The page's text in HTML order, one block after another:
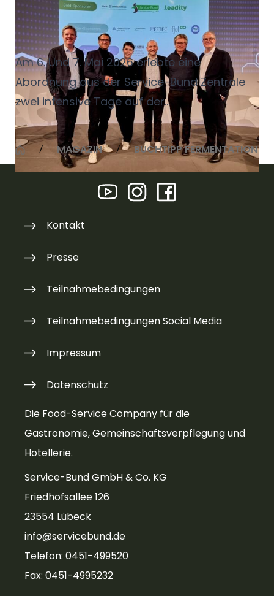
Mitgestaltung: die ZNU
Zukunftskonferenz
Am 6. Und 7. Mai 2026 erlebte eine
Abordnung aus der Service-Bund Zentrale
zwei intensive Tage auf der
Zukunftskonferenz des ZNU – Zentrum für
Nachhaltige Unternehmensführung. Schon
der erste Tag auf der Zeche Zollverein in
Essen hielt eine Fülle an Möglichkeiten bereit,
Workshops und Vorträge zu besuchen.
MAGAZIN BUCHTIPP FERMENTATION
Die Food-Service Company für die
Gastronomie, Gemeinschaftsverpflegung und
Hotellerie.
Service-Bund GmbH & Co. KG
Friedhofsallee 126
23554 Lübeck
info@servicebund.de
Telefon: 0451-499520
Fax: 0451-4995232
Kontakt
Presse
Teilnahmebedingungen
Teilnahmebedingungen Social Media
Impressum
Datenschutz